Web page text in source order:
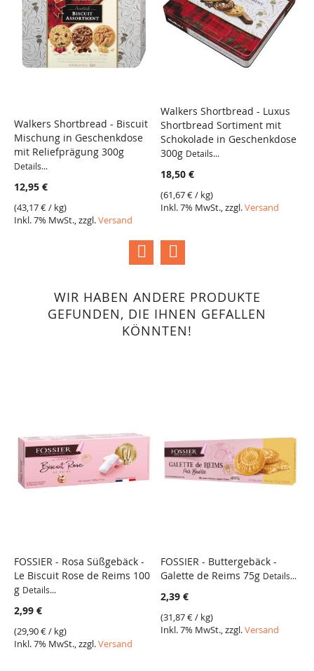
VERGLEICH
Walkers Shortbread - Biscuit
Mischung in Geschenkdose
mit Reliefprägung 300g
Details...
12,95 €
(43,17 €/ kg)
Inkl. 7% MwSt., zzgl.Versand
VERGLEICH
Walkers Shortbread - Luxus
Shortbread Sortiment mit
Schokolade in Geschenkdose
300g Details...
18,50 €
(61,67 €/ kg)
Inkl. 7% MwSt., zzgl.Versand
WIR HABEN ANDERE PRODUKTE
GEFUNDEN, DIE IHNEN GEFALLEN
KÖNNTEN!
FOSSIER - Rosa Süßgebäck -
Le Biscuit Rose de Reims 100
g Details...
2,99 €
(29,90 €/ kg)
Inkl. 7% MwSt., zzgl.Versand
FOSSIER - Buttergebäck -
Galette de Reims 75g Details...
2,39 €
(31,87 €/ kg)
Inkl. 7% MwSt., zzgl.Versand